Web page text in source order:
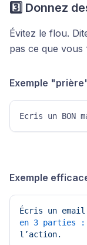
3️⃣ Donnez
Évitez le flou.
pas ce que vous
Exemple
Ecris un BON
Exemple
Écris un email
en 3 parties :
l’action.